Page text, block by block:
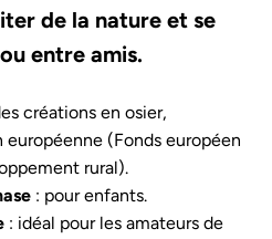
de la nature et se
entre amis.
créations en osier,
européenne (Fonds européen
rural).
: pour enfants.
: idéal pour les amateurs de